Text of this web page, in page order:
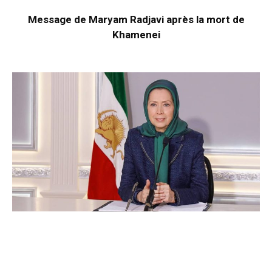
Message de Maryam Radjavi après la mort de
Khamenei